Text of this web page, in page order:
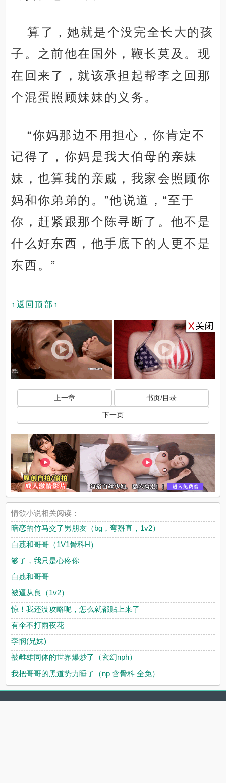
算了，她就是个没完全长大的孩
子。之前他在国外，鞭长莫及。现
在回来了，就该承担起帮李之回那
个混蛋照顾妹妹的义务。
“你妈那边不用担心，你肯定不
记得了，你妈是我大伯母的亲妹
妹，也算我的亲戚，我家会照顾你
妈和你弟弟的。”他说道，“至于
你，赶紧跟那个陈寻断了。他不是
什么好东西，他手底下的人更不是
东西。”
↑返回顶部↑
上一章 书页/目录
下一页
情欲小说相关阅读：
暗恋的竹马交了男朋友（bg，弯掰直，1v2）
白荔和哥哥（1V1骨科H）
够了，我只是心疼你
白荔和哥哥
被逼从良（1v2）
惊！我还没攻略呢，怎么就都贴上来了
有伞不打雨夜花
李悯(兄妹)
被雌雄同体的世界爆炒了（玄幻nph）
我把哥哥的黑道势力睡了（np 含骨科 全免）